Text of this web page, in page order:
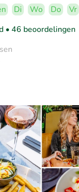
Di Wo Do Vr
• 46 beoordelingen